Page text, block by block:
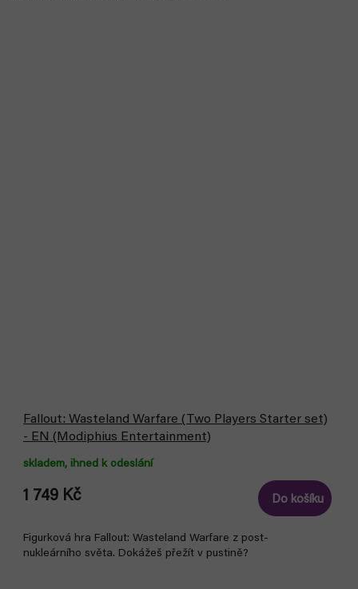
Fallout: Wasteland Warfare (Two Players Starter set)
- EN (Modiphius Entertainment)
skladem, ihned k odeslání
1 749 Kč Do košíku
Figurková hra Fallout: Wasteland Warfare z post-
nukleárního světa. Dokážeš přežít v pustině?